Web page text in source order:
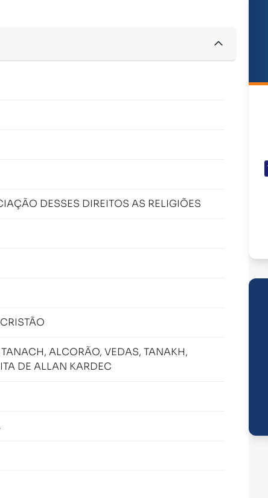
DESSES DIREITOS AS RELIGIÕES
ALCORÃO, VEDAS, TANAKH,
DE ALLAN KARDEC